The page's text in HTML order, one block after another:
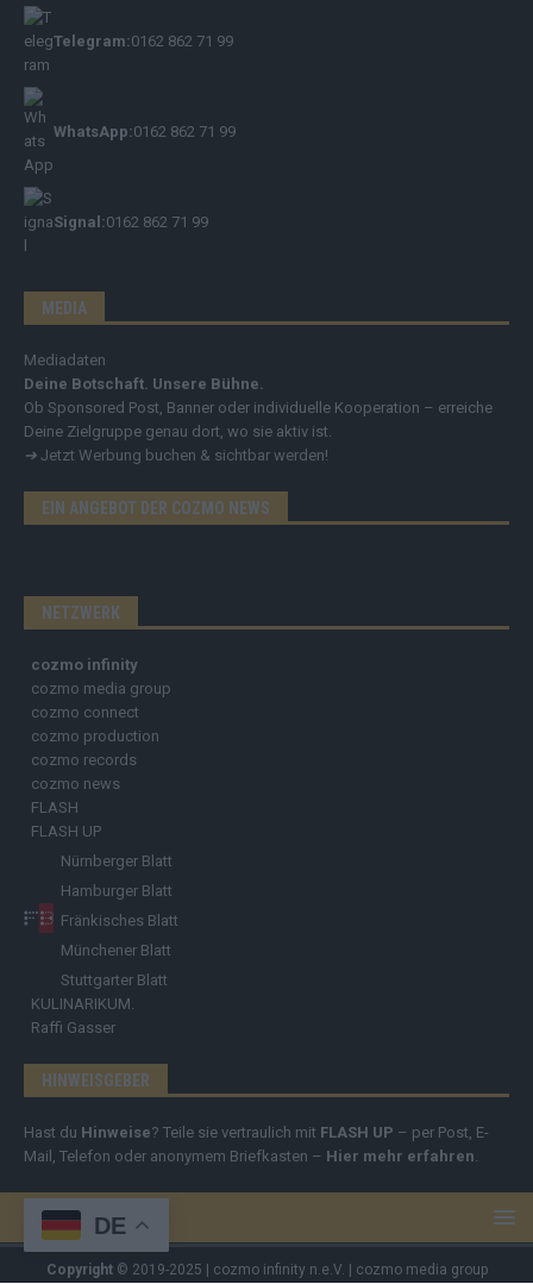
Telegram:0162 862 71 99
WhatsApp:0162 862 71 99
Signal:0162 862 71 99
MEDIA
Mediadaten
Deine Botschaft. Unsere Bühne.
Ob Sponsored Post, Banner oder individuelle Kooperation – erreiche
Deine Zielgruppe genau dort, wo sie aktiv ist.
➔ Jetzt Werbung buchen & sichtbar werden!
EIN ANGEBOT DER COZMO NEWS
NETZWERK
cozmo infinity
cozmo media group
cozmo connect
cozmo production
cozmo records
cozmo news
FLASH
FLASH UP
Nürnberger Blatt
Hamburger Blatt
Fränkisches Blatt
Münchener Blatt
Stuttgarter Blatt
KULINARIKUM.
Raffi Gasser
HINWEISGEBER
Hast du Hinweise? Teile sie vertraulich mit FLASH UP – per Post, E-
Mail, Telefon oder anonymem Briefkasten – Hier mehr erfahren
Copyright© 2019-2025 | cozmo infinity n.e.V. | cozmo media group
DE